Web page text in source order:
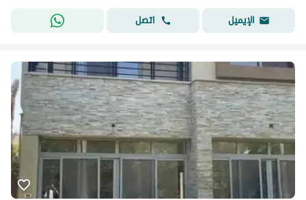
الإيميل
اتصل